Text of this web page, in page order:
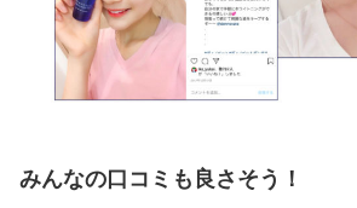
みんなの口コミも良さそう！